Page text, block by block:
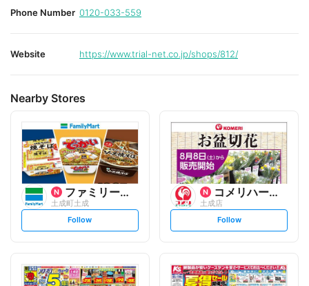
Phone Number 0120-033-559
Website https://www.trial-net.co.jp/shops/812/
Nearby Stores
ファミリーマート
土成町土成
s
t
l
o
w
Follow
コメリハード&グリーン
土成店
s
t
l
o
w
Follow